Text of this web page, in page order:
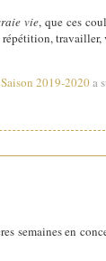
vie, que ces
travailler,
Saison 2019-2020a
semaines en